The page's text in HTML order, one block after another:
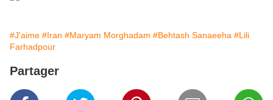
#J'aime #Iran #Maryam Morghadam #Behtash Sanaeeha #Lili
Farhadpour
Partager